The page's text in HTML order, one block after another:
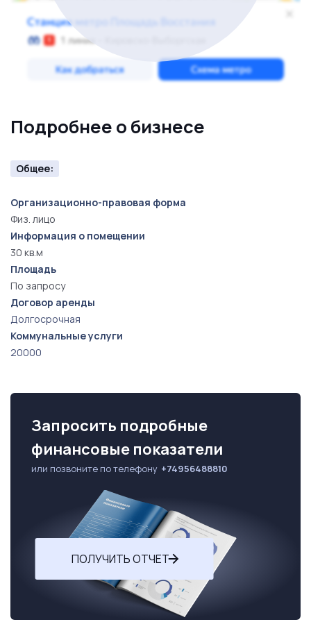
Подробнее о бизнесе
Общее:
Организационно-правовая форма
Физ. лицо
Информация о помещении
30 кв.м
Площадь
По запросу
Договор аренды
Долгосрочная
Коммунальные услуги
20000
Запросить подробные
финансовые показатели
или позвоните по телефону +74956488810
ПОЛУЧИТЬ ОТЧЕТ